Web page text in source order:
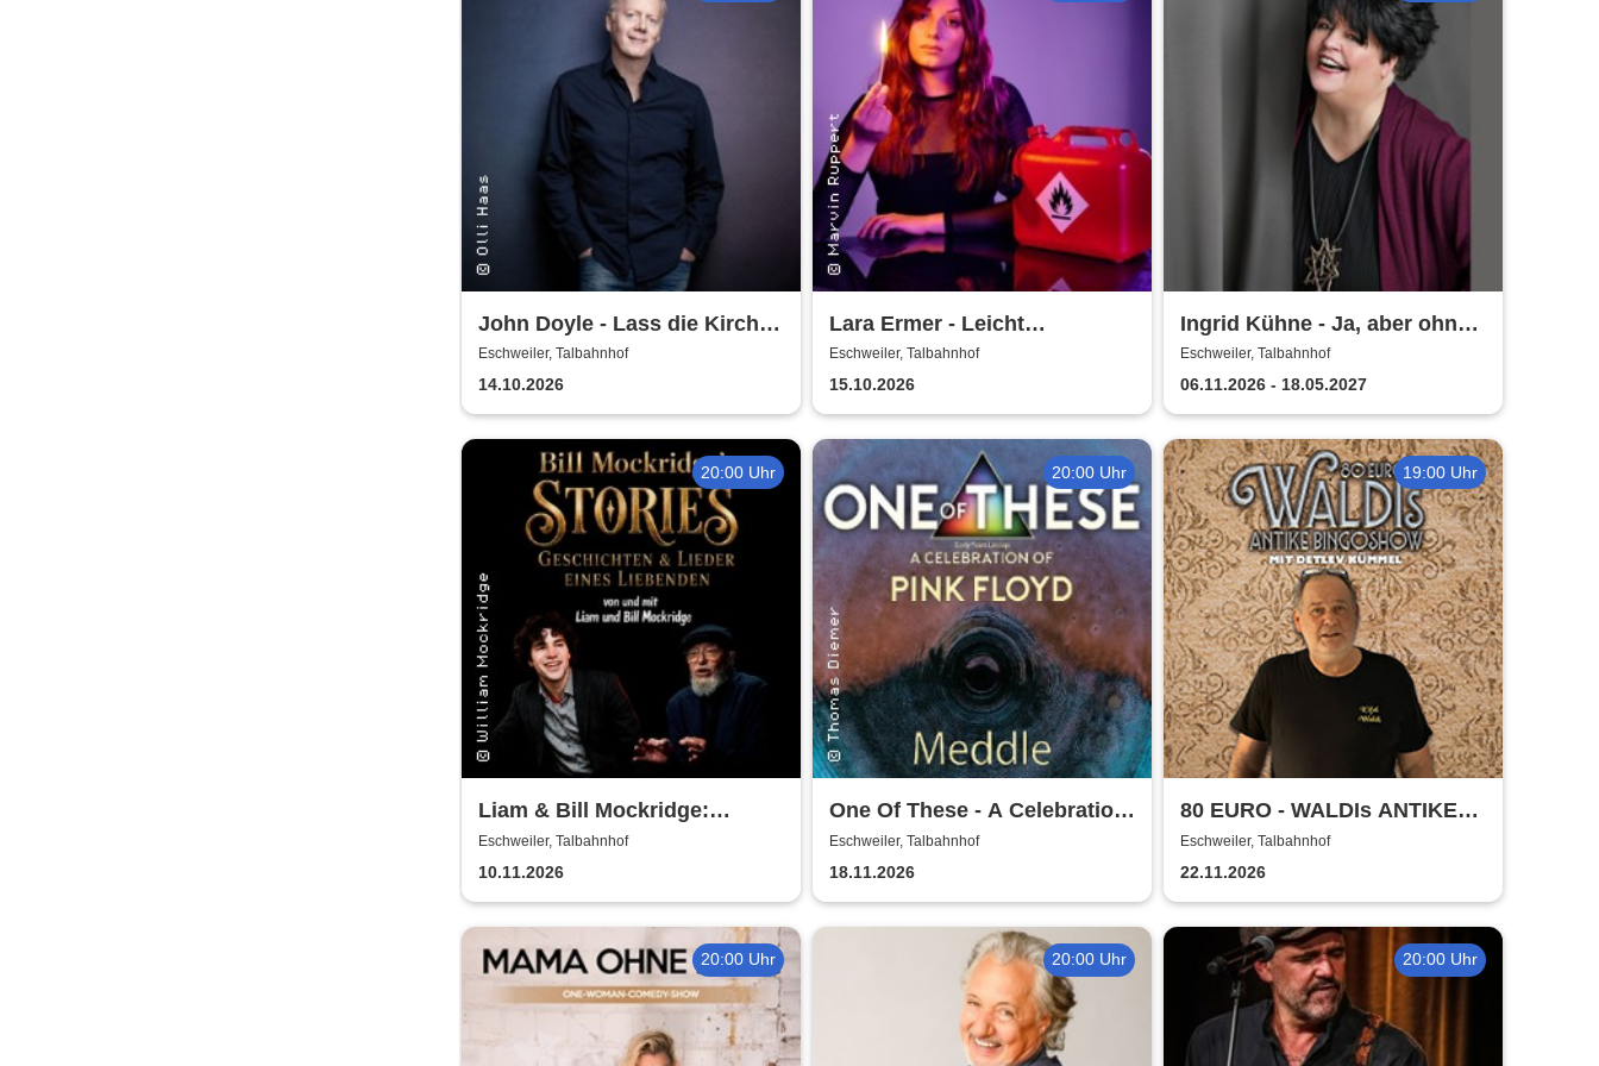
John Doyle - Lass die Kirche
im Dorf
Eschweiler, Talbahnhof
14.10.2026
Lara Ermer - Leicht
entflammbar
Eschweiler, Talbahnhof
15.10.2026
Ingrid Kühne - Ja, aber ohne
mich!
Eschweiler, Talbahnhof
06.11.2026 - 18.05.2027
20:00 Uhr
Liam & Bill Mockridge:
STORIES - Geschichten &
Lieder eines Liebenden
Eschweiler, Talbahnhof
10.11.2026
20:00 Uhr
One Of These - A Celebration
of Pink Floyd / Early Years:
Meddle
Eschweiler, Talbahnhof
18.11.2026
19:00 Uhr
80 EURO - WALDIs ANTIKE
BINGOSHOW
Eschweiler, Talbahnhof
22.11.2026
20:00 Uhr 20:00 Uhr 20:00 Uhr